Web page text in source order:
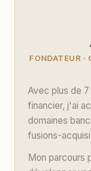
FONDATEUR ·
Avec plus de
financier, j'ai
domaines
fusions-
Mon parcours